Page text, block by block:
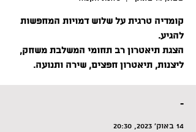
קומדיה טרגית על שלוש דמויות המחפשות
הצגת תיאטרון רב תחומי המשלבת משחק,
ליצנות, תיאטרון חפצים, שירה ותנועה.
-
14 באוק׳ 2023, 20:30